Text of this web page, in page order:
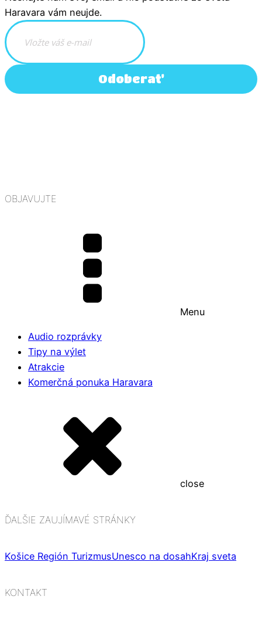
Haravara vám neujde.
Odoberať
OBJAVUJTE
Menu
Audio rozprávky
Tipy na výlet
Atrakcie
Komerčná ponuka Haravara
close
ĎALŠIE ZAUJÍMAVÉ STRÁNKY
Košice Región TurizmusUnesco na dosahKraj sveta
KONTAKT